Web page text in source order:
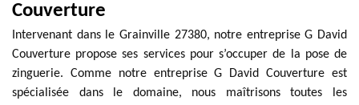
Couverture
Intervenant dans le Grainville 27380, notre entreprise G David
Couverture propose ses services pour s’occuper de la pose de
zinguerie. Comme notre entreprise G David Couverture est
spécialisée dans le domaine, nous maîtrisons toutes les